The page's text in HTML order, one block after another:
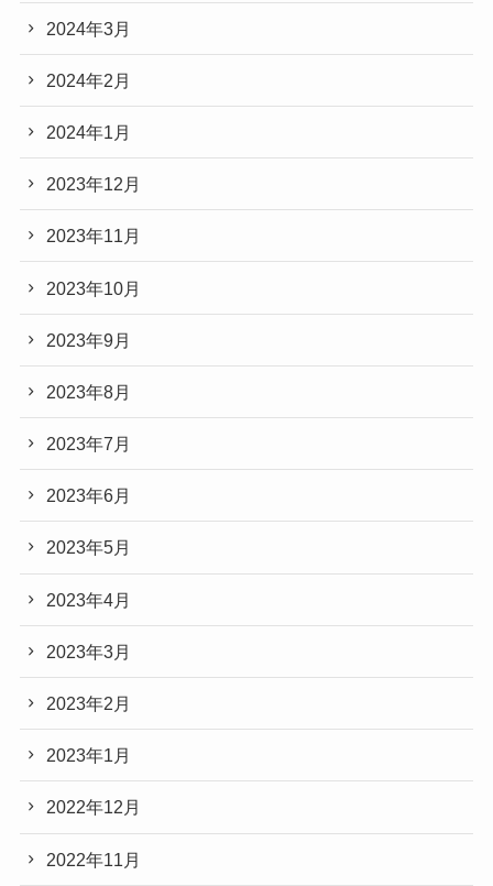
2024年3月
2024年2月
2024年1月
2023年12月
2023年11月
2023年10月
2023年9月
2023年8月
2023年7月
2023年6月
2023年5月
2023年4月
2023年3月
2023年2月
2023年1月
2022年12月
2022年11月